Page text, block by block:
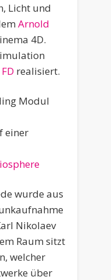
Licht und
Arnold
4D.
realisiert.
Modul
einer
wurde aus
Nikolaev
Raum sitzt
welcher
über